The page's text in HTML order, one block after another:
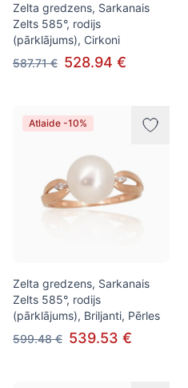
Zelta gredzens, Sarkanais
Zelts 585°, rodijs
(pārklājums), Cirkoni
587.71 € 528.94 €
Atlaide -10%
Zelta gredzens, Sarkanais
Zelts 585°, rodijs
(pārklājums), Briljanti, Pērles
599.48 € 539.53 €